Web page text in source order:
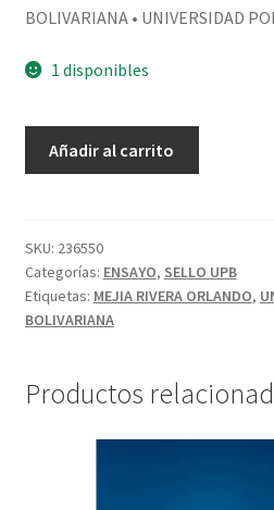
BOLIVARIANA • UNIVERSIDAD
1 disponibles
Añadir al carrito
SKU: 236550
Categorías: ENSAYO, SELLO UPB
Etiquetas: MEJIA RIVERA ORLANDO,
BOLIVARIANA
Productos